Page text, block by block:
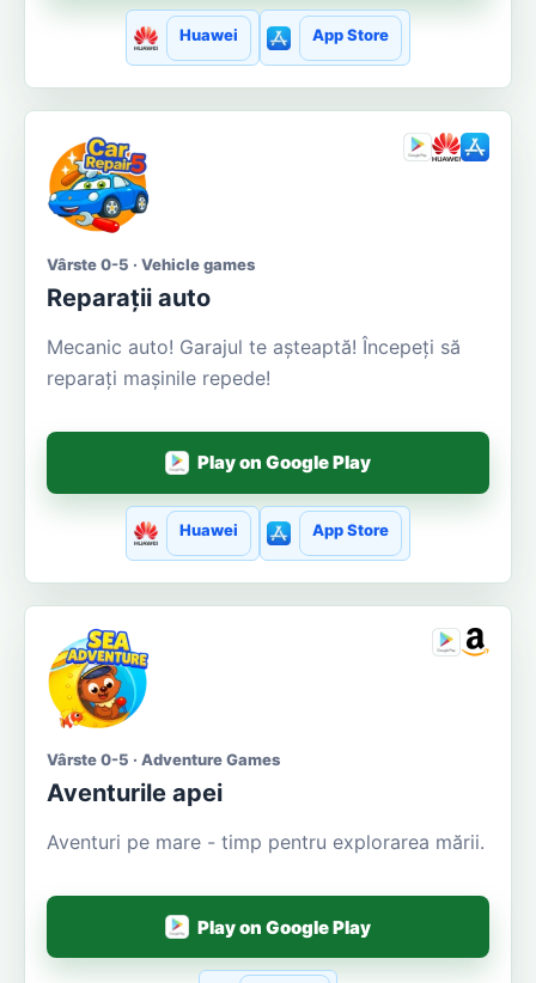
Huawei App Store
Vârste 0-5 · Vehicle games
Reparații auto
Mecanic auto! Garajul te așteaptă! Începeți să
reparați mașinile repede!
Play on Google Play
Huawei App Store
Vârste 0-5 · Adventure Games
Aventurile apei
Aventuri pe mare - timp pentru explorarea mării.
Play on Google Play